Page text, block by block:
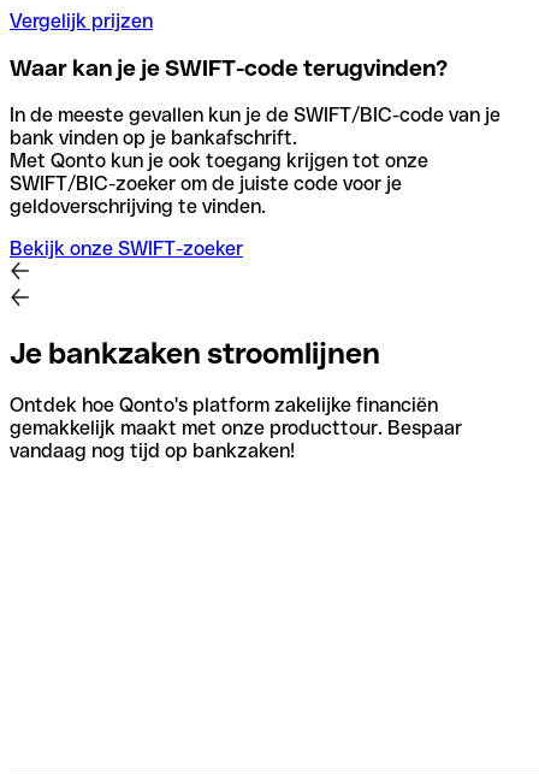
Vergelijk prijzen
Waar kan je je SWIFT-code terugvinden?
In de meeste gevallen kun je de SWIFT/BIC-code van je
bank vinden op je bankafschrift.
Met Qonto kun je ook toegang krijgen tot onze
SWIFT/BIC-zoeker om de juiste code voor je
geldoverschrijving te vinden.
Bekijk onze SWIFT-zoeker
Je bankzaken stroomlijnen
Ontdek hoe Qonto's platform zakelijke financiën
gemakkelijk maakt met onze producttour. Bespaar
vandaag nog tijd op bankzaken!